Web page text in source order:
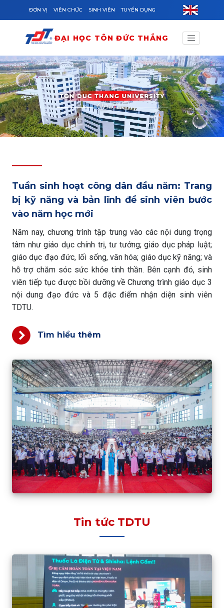
Skip to main content
ĐƠN VỊ VIÊN CHỨC SINH VIÊN TUYỂN DỤNG
ĐẠI HỌC TÔN ĐỨC THẮNG
Tuần sinh hoạt công dân đầu năm: Trang
bị kỹ năng và bản lĩnh để sinh viên bước
vào năm học mới
Năm nay, chương trình tập trung vào các nội dung trọng
tâm như giáo dục chính trị, tư tưởng; giáo dục pháp luật;
giáo dục đạo đức, lối sống, văn hóa; giáo dục kỹ năng; và
hỗ trợ chăm sóc sức khỏe tinh thần. Bên cạnh đó, sinh
viên tiếp tục được bồi dưỡng về Chương trình giáo dục 3
nội dung đạo đức và 5 đặc điểm nhận diện sinh viên
TDTU.
Tìm hiểu thêm
Tin tức TDTU